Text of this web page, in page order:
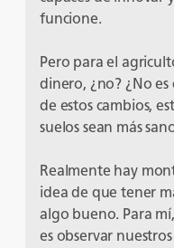
funcione.
Pero para el
dinero, ¿no? ¿No
de estos cambios,
suelos sean más
Realmente hay
idea de que tener
algo bueno. Para
es observar